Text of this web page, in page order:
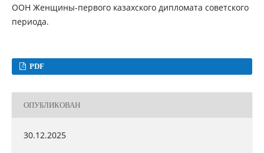
ООН Женщины-первого казахского дипломата советского
периода.
PDF
ОПУБЛИКОВАН
30.12.2025